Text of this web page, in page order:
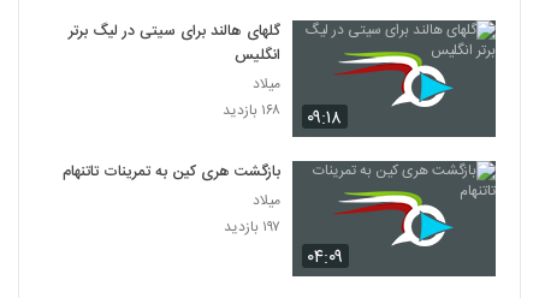
۰۹:۱۸
گلهای هالند برای سیتی در لیگ برتر
انگلیس
میلاد
۱۶۸ بازدید
۰۴:۰۹
بازگشت هری کین به تمرینات تاتنهام
میلاد
۱۹۷ بازدید